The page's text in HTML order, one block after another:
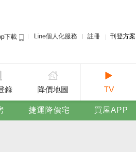
下載 Line個人化服務 註冊 刊登方案
賣屋刊登
廣告刊登
錄 降價地圖 TV
捷運降價宅 買屋APP